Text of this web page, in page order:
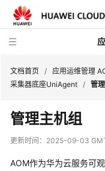
新
动
文档首页 / 应用运维管理
采集器底座UniAgent / 管
管理主机组
更新时间： 2025-09-03
AOM作为华为云服务可